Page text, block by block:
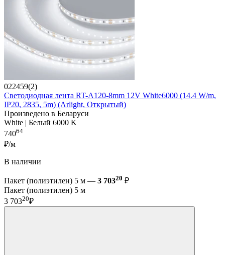
022459(2)
Светодиодная лента RT-A120-8mm 12V White6000 (14.4 W/m,
IP20, 2835, 5m) (Arlight, Открытый)
Произведено в Беларуси
White | Белый 6000 K
74064
₽/м
В наличии
Пакет (полиэтилен) 5 м — 3 70320 ₽
Пакет (полиэтилен) 5 м
3 70320₽